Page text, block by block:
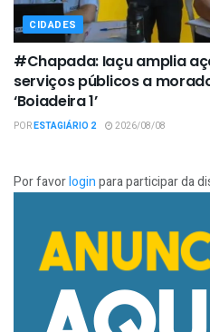
CIDADES
#Chapada: Iaçu amplia
serviços públicos a
‘Boiadeira 1’
PORESTAGIÁRIO 2 2026/08/08
Por favorloginpara participar da